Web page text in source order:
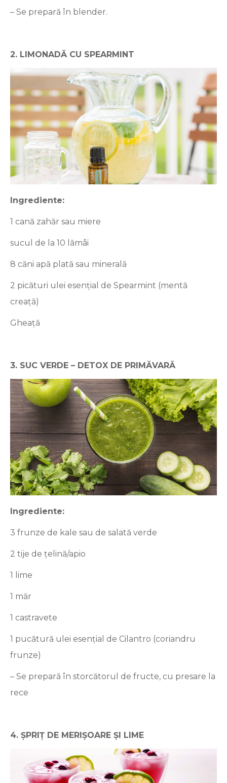
– Se prepară în blender.
2. LIMONADĂ CU SPEARMINT
Ingrediente:
1 cană zahăr sau miere
sucul de la 10 lămâi
8 căni apă plată sau minerală
2 picături ulei esențial de Spearmint (mentă
creață)
Gheață
3. SUC VERDE – DETOX DE PRIMĂVARĂ
Ingrediente:
3 frunze de kale sau de salată verde
2 tije de țelină/apio
1 lime
1 măr
1 castravete
1 pucătură ulei esențial de Cilantro (coriandru
frunze)
– Se prepară în storcătorul de fructe, cu presare la
rece
4. ȘPRIȚ DE MERIȘOARE ȘI LIME